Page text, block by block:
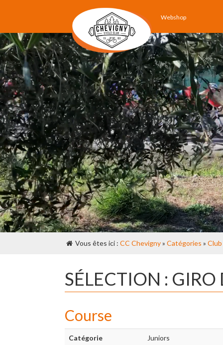
Webshop
Vous êtes ici : CC Chevigny» Catégories » Club
SÉLECTION :
Course
Catégorie Juniors